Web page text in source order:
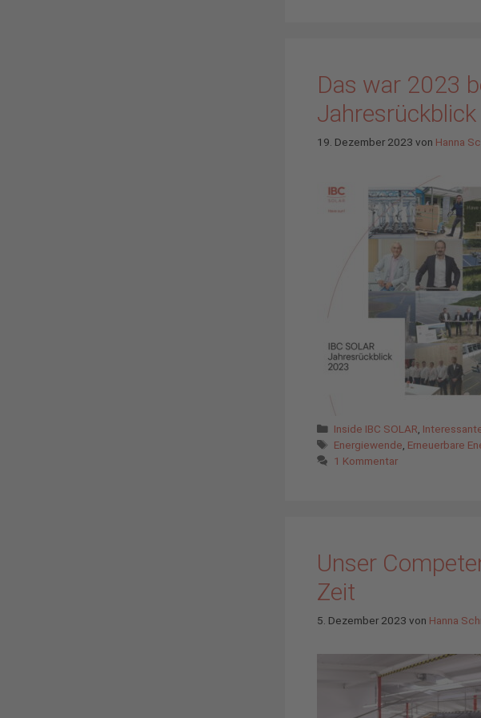
Das war 2023
Jahresrückblick
19. Dezember 2023 von Hanna
Kategorien
Inside IBC SOLAR
Schlagwörter
Energiewende Erneuerbare
1 Kommentar
Unser
Zeit
5. Dezember 2023 von Hanna